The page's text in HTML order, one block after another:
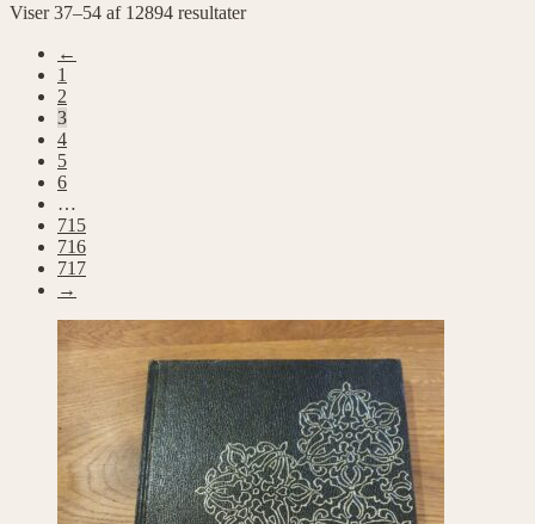
Viser 37–54 af 12894 resultater
←
1
2
3
4
5
6
…
715
716
717
→